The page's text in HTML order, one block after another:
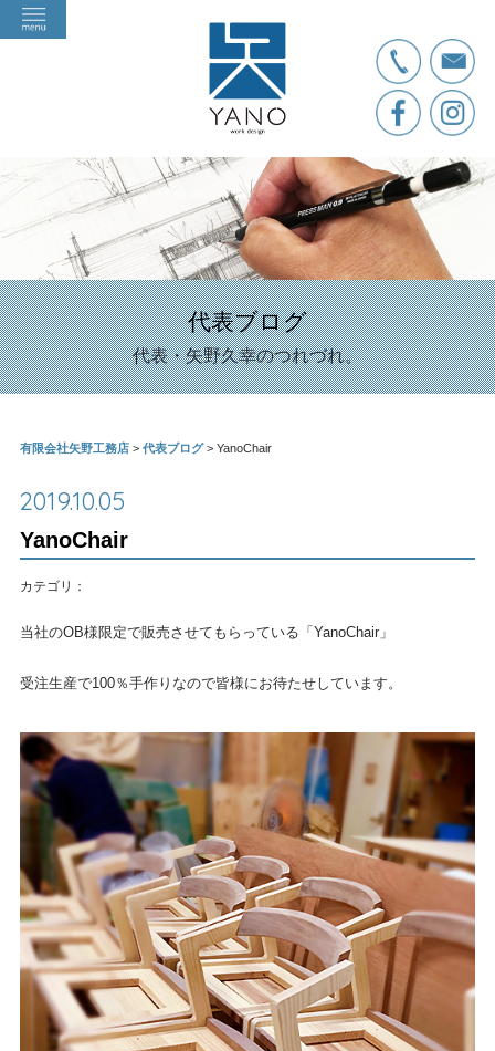
代表ブログ
代表・矢野久幸のつれづれ。
有限会社矢野工務店> 代表ブログ> YanoChair
2019.10.05
YanoChair
カテゴリ：
当社のOB様限定で販売させてもらっている「YanoChair」
受注生産で100％手作りなので皆様にお待たせしています。